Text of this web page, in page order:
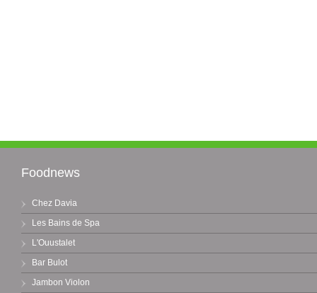
Foodnews
Chez Davia
Les Bains de Spa
L'Ouustalet
Bar Bulot
Jambon Violon